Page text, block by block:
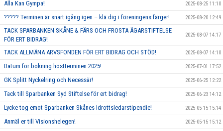
Alla Kan Gympa! 2025-08-25 11:10
????? Terminen är snart igång igen – klä dig i föreningens färger! 2025-08-20 12:49
TACK SPARBANKEN SKÅNE & FÄRS OCH FROSTA ÄGARSTIFTELSE
FÖR ERT BIDRAG!
2025-08-07 14:17
TACK ALLMÄNA ARVSFONDEN FÖR ERT BIDRAG OCH STÖD! 2025-08-07 14:10
Datum för bokning höstterminen 2025! 2025-07-01 17:52
GK Splitt Nyckelring och Necessär! 2025-06-25 12:22
Tack till Sparbanken Syd Stiftelse för ert bidrag! 2025-06-23 14:12
Lycke tog emot Sparbanken Skånes Idrottsledarstipendie! 2025-05-15 15:14
Anmäl er till Visionshelegen! 2025-05-15 15:12